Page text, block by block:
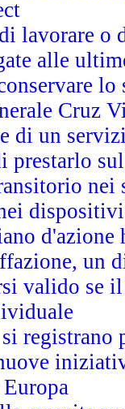
lavorare
alle
Cruz
di un
prestarlo
un
valido se